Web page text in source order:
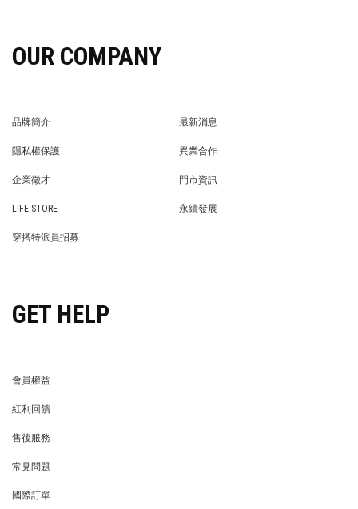
OUR COMPANY
品牌簡介
最新消息
隱私權保護
異業合作
企業徵才
門市資訊
LIFE STORE
永續發展
穿搭特派員招募
GET HELP
會員權益
紅利回饋
售後服務
常見問題
國際訂單